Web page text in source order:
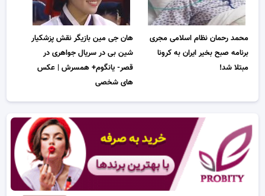
محمد رحمان نظام‌ اسلامی مجری
برنامه صبح بخیر ایران به کرونا
مبتلا شد!
هان جی مین بازیگر نقش پزشکیار
شین بی در سریال جواهری در
قصر- یانگوم+ همسرش | عکس
های شخصی